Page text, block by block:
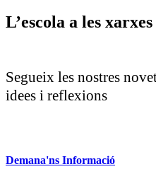
L’escola a les xarxes
Segueix les nostres
idees i reflexions
Demana'ns Informació